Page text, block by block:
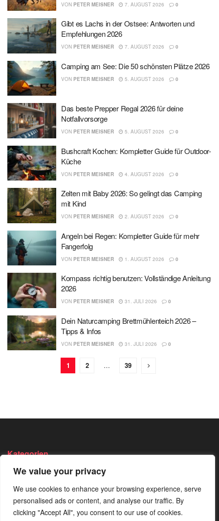
We value your privacy
We use cookies to enhance your browsing experience, serve
personalised ads or content, and analyse our traffic. By
clicking "Accept All", you consent to our use of cookies.
VON PETER MEISNER 7. AUGUST 2026 0
Gibt es Lachs in der Ostsee: Antworten und
Empfehlungen 2026
VON PETER MEISNER 7. AUGUST 2026 0
Camping am See: Die 50 schönsten Plätze 2026
VON PETER MEISNER 5. AUGUST 2026 0
Das beste Prepper Regal 2026 für deine
Notfallvorsorge
VON PETER MEISNER 5. AUGUST 2026 0
Bushcraft Kochen: Kompletter Guide für Outdoor-
Küche
VON PETER MEISNER 4. AUGUST 2026 0
Zelten mit Baby 2026: So gelingt das Camping
mit Kind
VON PETER MEISNER 2. AUGUST 2026 0
Angeln bei Regen: Kompletter Guide für mehr
Fangerfolg
VON PETER MEISNER 1. AUGUST 2026 0
Kompass richtig benutzen: Vollständige Anleitung
2026
VON PETER MEISNER 31. JULI 2026 0
Dein Naturcamping Brettmühlenteich 2026 –
Tipps & Infos
VON PETER MEISNER 31. JULI 2026 0
1 2 … 39
Kategorien
Angeln
Bushcraft
Camping
Jagen
Survival
Trekking
Von Der
Redaktion
Wissen